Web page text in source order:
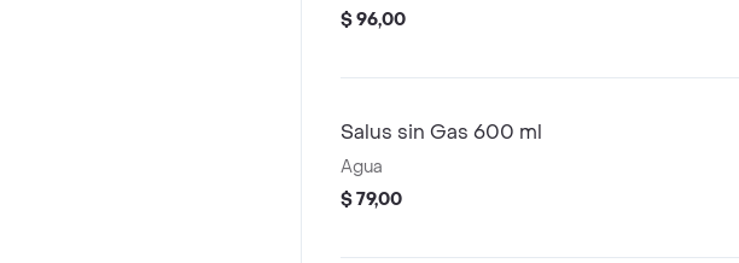
$ 96,00
Salus sin Gas 600 ml
Agua
$ 79,00